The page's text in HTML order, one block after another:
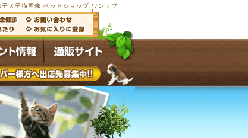
犬子猫画像 ペットショップ ワンラブ